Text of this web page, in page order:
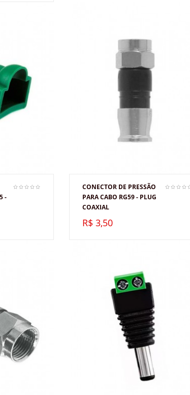
-
CONECTOR DE PRESSÃO
PARA CABO RG59 - PLUG
COAXIAL
R$ 3,50